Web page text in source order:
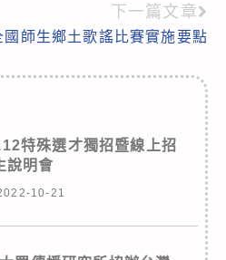
下一篇文章
師生鄉土歌謠比賽實施要點
特殊選才獨招暨線上招
說明會
10-21